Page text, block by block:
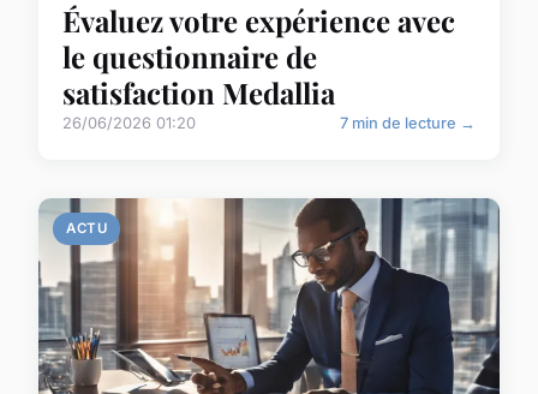
Évaluez votre expérience avec
le questionnaire de
satisfaction Medallia
26/06/2026 01:20 7 min de lecture →
ACTU